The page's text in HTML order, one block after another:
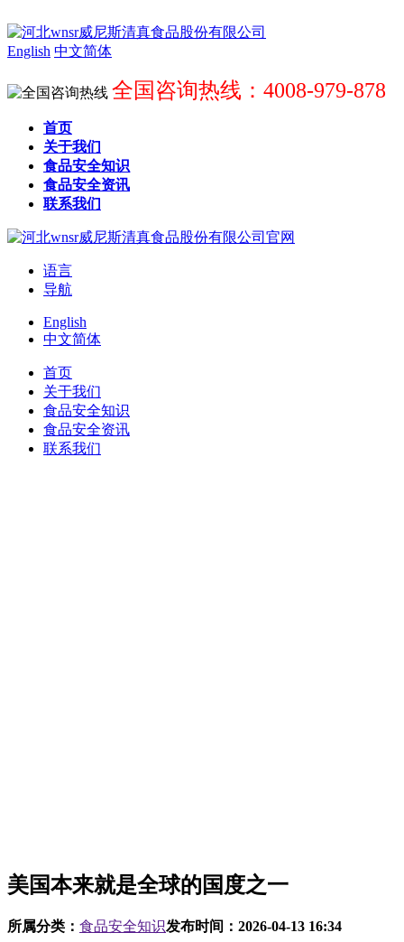
English 中文简体
全国咨询热线：4008-979-878
首页
关于我们
食品安全知识
食品安全资讯
联系我们
语言
导航
English
中文简体
首页
关于我们
食品安全知识
食品安全资讯
联系我们
美国本来就是全球的国度之一
所属分类： 食品安全知识发布时间： 2026-04-13 16:34